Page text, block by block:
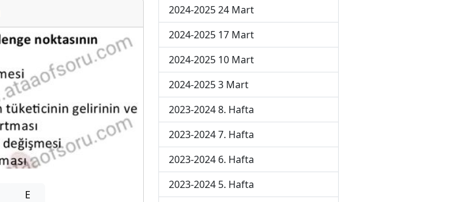
E
2024-2025 24 Mart
2024-2025 17 Mart
2024-2025 10 Mart
2024-2025 3 Mart
2023-2024 8. Hafta
2023-2024 7. Hafta
2023-2024 6. Hafta
2023-2024 5. Hafta